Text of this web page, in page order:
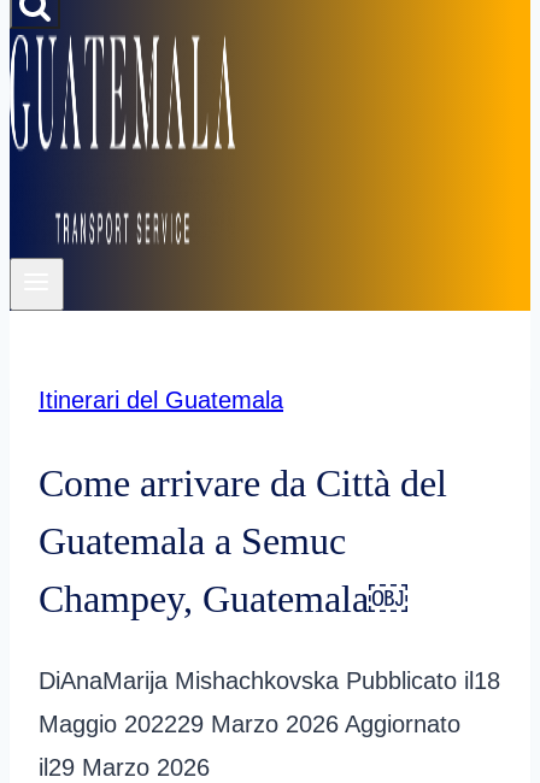
Itinerari del Guatemala
Come arrivare da Città del
Guatemala a Semuc
Champey, Guatemala￼
DiAnaMarija Mishachkovska Pubblicato il 18
Maggio 202229 Marzo 2026 Aggiornato
il 29 Marzo 2026